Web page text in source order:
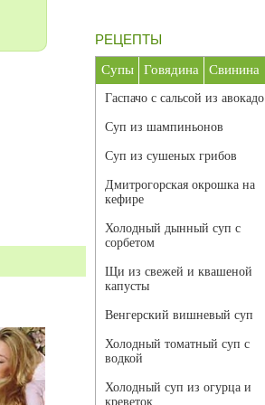
РЕЦЕПТЫ
Супы Говядина Свинина
Гаспачо с сальсой из авокадо
Суп из шампиньонов
Суп из сушеных грибов
Дмитрогорская окрошка на
кефире
Холодный дынный суп с
сорбетом
Щи из свежей и квашеной
капусты
Венгерский вишневый суп
Холодный томатный суп с
водкой
Холодный суп из огурца и
креветок